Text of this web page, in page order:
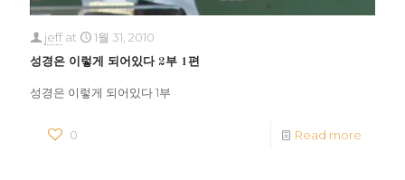
jeff at 1월 31, 2010
성경은 이렇게 되어있다 2부 1편
성경은 이렇게 되어있다 1부
0 Read more